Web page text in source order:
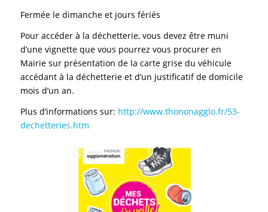
Fermée le dimanche et jours fériés
Pour accéder à la déchetterie, vous devez être muni
d’une vignette que vous pourrez vous procurer en
Mairie sur présentation de la carte grise du véhicule
accédant à la déchetterie et d’un justificatif de domicile
mois d’un an.
Plus d’informations sur: http://www.thononagglo.fr/53-
dechetteries.htm